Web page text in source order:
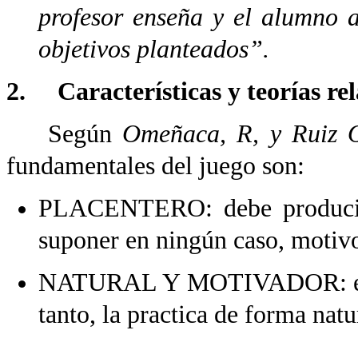
profesor enseña y el alumno
objetivos planteados”.
2. Características y teorías
Según Omeñaca, R, y Ruiz
fundamentales del juego son:
PLACENTERO: debe
suponer en ningún caso,
NATURAL Y MOTIVADOR:
tanto, la practica de forma